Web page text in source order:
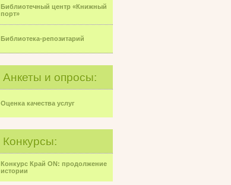
Библиотечный центр «Книжный
порт»
Библиотека-репозитарий
Анкеты и опросы:
Оценка качества услуг
Конкурсы:
Конкурс Край ON: продолжение
истории